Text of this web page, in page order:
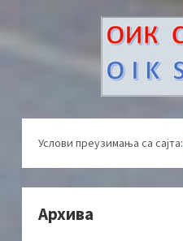
Услови преузимања са сајта:
Архива